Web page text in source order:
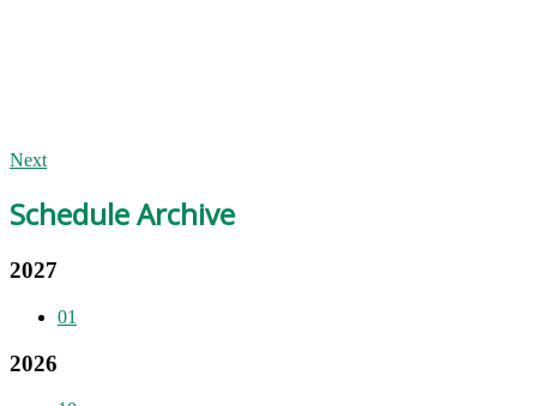
Next
Schedule Archive
2027
01
2026